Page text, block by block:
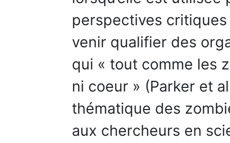
perspectives
venir qualifier des
qui « tout comme les
ni coeur » (Parker et
thématique des
aux chercheurs en